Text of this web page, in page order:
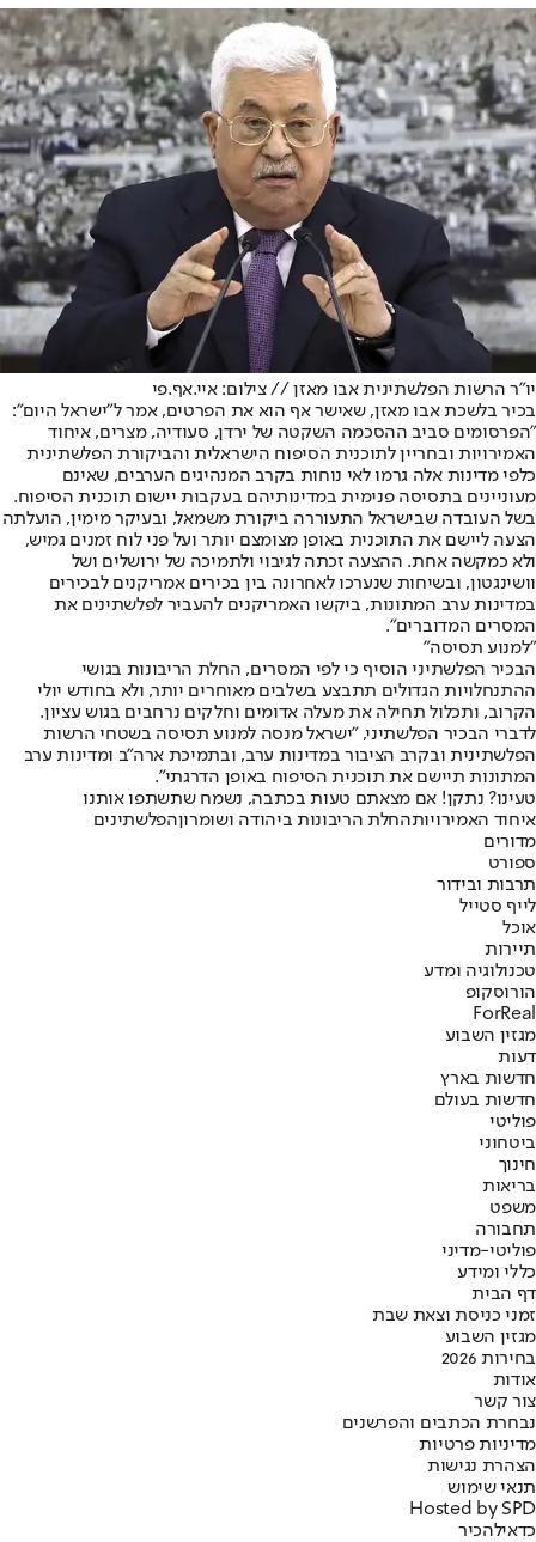
יו"ר הרשות הפלשתינית אבו מאזן // צילום: איי.אף.פי
בכיר בלשכת אבו מאזן, שאישר אף הוא את הפרטים, אמר ל"ישראל היום":
"הפרסומים סביב ההסכמה השקטה של ירדן, סעודיה, מצרים, איחוד
האמירויות ובחריין לתוכנית הסיפוח הישראלית והביקורת הפלשתינית
כלפי מדינות אלה גרמו לאי נוחות בקרב המנהיגים הערבים, שאינם
מעוניינים בתסיסה פנימית במדינותיהם בעקבות יישום תוכנית הסיפוח.
בשל העובדה שבישראל התעוררה ביקורת משמאל, ובעיקר מימין, הועלתה
הצעה ליישם את התוכנית באופן מצומצם יותר ועל פני לוח זמנים גמיש,
ולא כמקשה אחת. ההצעה זכתה לגיבוי ולתמיכה של ירושלים ושל
וושינגטון, ובשיחות שנערכו לאחרונה בין בכירים אמריקנים לבכירים
במדינות ערב המתונות, ביקשו האמריקנים להעביר לפלשתינים את
המסרים המדוברים".
"למנוע תסיסה"
הבכיר הפלשתיני הוסיף כי לפי המסרים, החלת הריבונות בגושי
ההתנחלויות הגדולים תתבצע בשלבים מאוחרים יותר, ולא בחודש יולי
הקרוב, ותכלול תחילה את מעלה אדומים וחלקים נרחבים בגוש עציון.
לדברי הבכיר הפלשתיני, "ישראל מנסה למנוע תסיסה בשטחי הרשות
הפלשתינית ובקרב הציבור במדינות ערב, ובתמיכת ארה"ב ומדינות ערב
המתונות תיישם את תוכנית הסיפוח באופן הדרגתי".
טעינו? נתקן! אם מצאתם טעות בכתבה, נשמח שתשתפו אותנו
איחוד האמירויותהחלת הריבונות ביהודה ושומרוןהפלשתינים
מדורים
ספורט
תרבות ובידור
לייף סטייל
אוכל
תיירות
טכנולוגיה ומדע
הורוסקופ
ForReal
מגזין השבוע
דעות
חדשות בארץ
חדשות בעולם
פוליטי
ביטחוני
חינוך
בריאות
משפט
תחבורה
פוליטי-מדיני
כללי ומידע
דף הבית
זמני כניסת וצאת שבת
מגזין השבוע
בחירות 2026
אודות
צור קשר
נבחרת הכתבים והפרשנים
מדיניות פרטיות
הצהרת נגישות
תנאי שימוש
Hosted by SPD
כדאילהכיר